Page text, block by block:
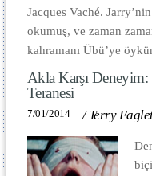
Jacques Vaché.
okumuş, ve zaman
kahramanı Übü’ye
Akla Karşı
Teranesi
7/01/2014 /Terry